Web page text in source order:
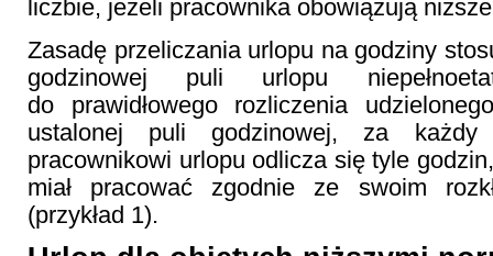
liczbie, jeżeli pracownika obowiązują
Zasadę przeliczania urlopu na godziny
godzinowej puli urlopu
do prawidłowego rozliczenia
ustalonej puli godzinowej, za każdy
pracownikowi urlopu odlicza się tyle
miał pracować zgodnie ze swoim
(przykład 1).